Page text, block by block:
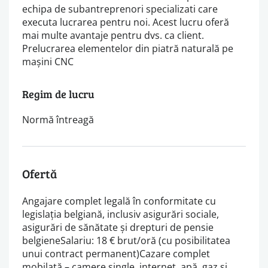
echipa de subantreprenori specializati care
executa lucrarea pentru noi. Acest lucru oferă
mai multe avantaje pentru dvs. ca client.
Prelucrarea elementelor din piatră naturală pe
mașini CNC
Regim de lucru
Normă întreagă
Ofertă
Angajare complet legală în conformitate cu
legislația belgiană, inclusiv asigurări sociale,
asigurări de sănătate și drepturi de pensie
belgieneSalariu: 18 € brut/oră (cu posibilitatea
unui contract permanent)Cazare complet